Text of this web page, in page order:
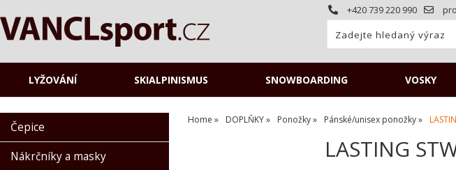
+420 739 220 990
LYŽOVÁNÍ SKIALPINISMUS SNOWBOARDING VOSKY
Home DOPLŇKY Ponožky Pánské/unisex ponožky
LASTING
Čepice
Nákrčníky a masky